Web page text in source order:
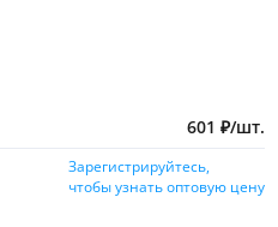
601 ₽/шт.
Зарегистрируйтесь,
чтобы узнать оптовую цену